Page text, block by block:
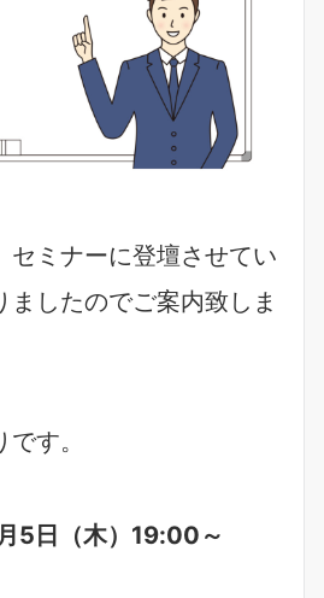
セミナーに登壇させてい
ましたのでご案内致しま
す。
5日（木）19:00～